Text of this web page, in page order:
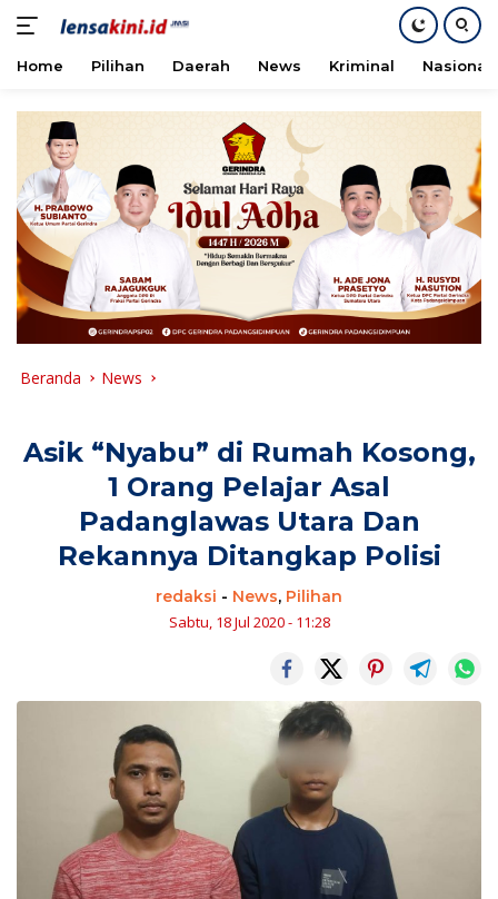
konten
Home Pilihan Daerah News Kriminal Nasional
Beranda News
Asik “Nyabu” di Rumah Kosong,
1 Orang Pelajar Asal
Padanglawas Utara Dan
Rekannya Ditangkap Polisi
redaksi - News, Pilihan
Sabtu, 18 Jul 2020 - 11:28